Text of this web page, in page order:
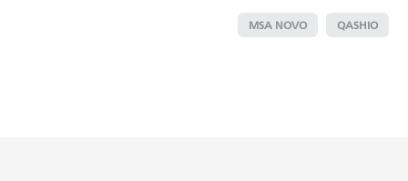
QASHIO
MSA NOVO